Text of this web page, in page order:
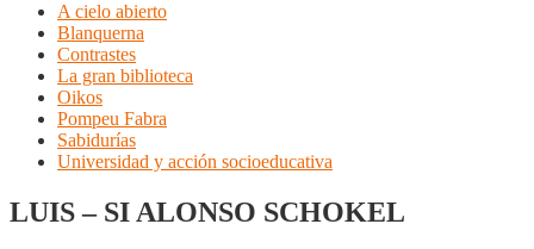
A cielo abierto
Blanquerna
Contrastes
La gran biblioteca
Oikos
Pompeu Fabra
Sabidurías
Universidad y acción socioeducativa
LUIS – SI ALONSO SCHOKEL